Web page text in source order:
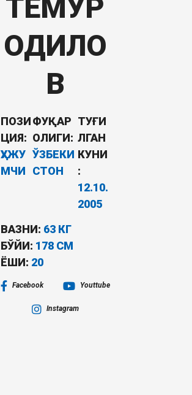
ТЕМУР
ОДИЛО
В
ПОЗИ
ЦИЯ:
ҲУЖУ
МЧИ
ФУҚАР
ОЛИГИ:
ЎЗБЕКИ
СТОН
ТУҒИ
ЛГАН
КУНИ
:
12.10.
2005
ВАЗНИ: 63 КГ
БЎЙИ: 178 СМ
ËШИ: 20
Facebook Youttube
Instagram